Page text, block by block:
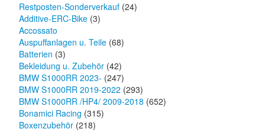
Restposten-Sonderverkauf (24)
Additive-ERC-Bike (3)
Accossato
Auspuffanlagen u. Teile (68)
Batterien (3)
Bekleidung u. Zubehör (42)
BMW S1000RR 2023- (247)
BMW S1000RR 2019-2022 (293)
BMW S1000RR /HP4/ 2009-2018 (652)
Bonamici Racing (315)
Boxenzubehör (218)